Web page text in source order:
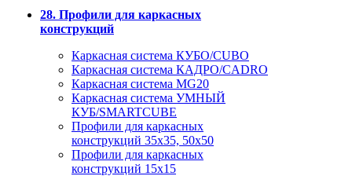
28. Профили для каркасных
конструкций
Каркасная система КУБО/CUBO
Каркасная система КАДРО/CADRO
Каркасная система MG20
Каркасная система УМНЫЙ
КУБ/SMARTCUBE
Профили для каркасных
конструкций 35x35, 50x50
Профили для каркасных
конструкций 15х15